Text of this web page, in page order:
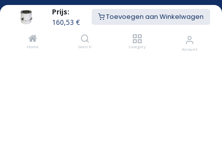
Prijs:
160,53 €
Toevoegen aan Winkelwagen
Home Search Category Account
014/23.50.41
info@hekon.be
BTW BE 0456.631.656